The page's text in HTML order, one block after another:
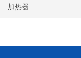
加热器